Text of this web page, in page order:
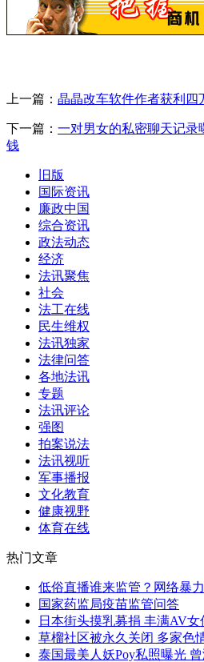
上一篇： 晶晶改车软件作者获利四
下一篇： 一对男女的私密聊天记录
钱
旧版
国际资讯
廉政中国
综合资讯
政法动态
经济
法讯聚焦
社会
法工在线
民生维权
法讯独家
法律问答
各地法讯
专题
法讯评论
强图
拍案说法
法讯视听
军事播报
文化教育
健康视野
体育在线
热门文章
低俗直播谁来监管？网络暴
国家药监局疫苗监管问答
日本街头摸乳募捐 丰满AV
草榴社区被永久关闭 多家色
泰国最美人妖Poy私照曝光